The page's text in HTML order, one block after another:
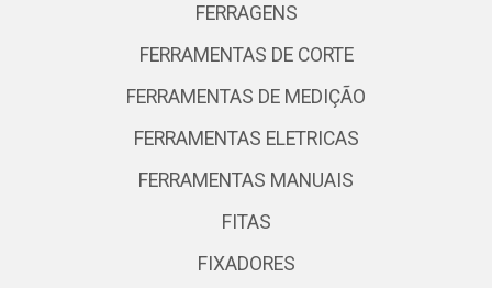
FERRAGENS
FERRAMENTAS DE CORTE
FERRAMENTAS DE MEDIÇÃO
FERRAMENTAS ELETRICAS
FERRAMENTAS MANUAIS
FITAS
FIXADORES